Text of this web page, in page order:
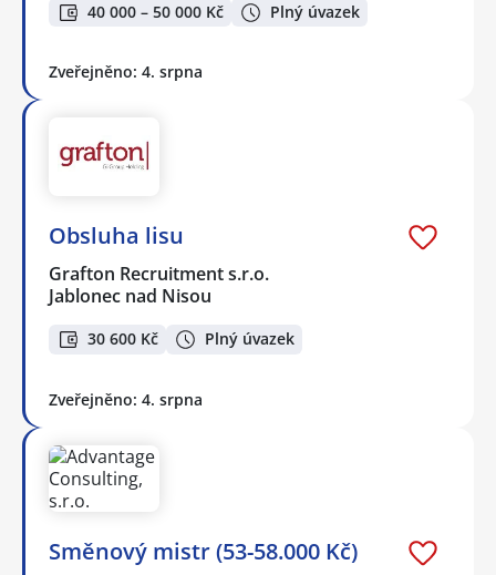
40 000 – 50 000 Kč Plný úvazek
Zveřejněno: 4. srpna
Obsluha lisu
Grafton Recruitment s.r.o.
Jablonec nad Nisou
30 600 Kč Plný úvazek
Zveřejněno: 4. srpna
Směnový mistr (53-58.000 Kč)